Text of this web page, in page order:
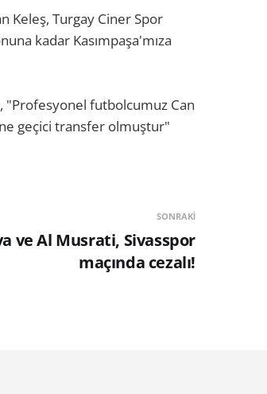
Keleş, Turgay Ciner Spor
kadar Kasımpaşa'mıza
"Profesyonel futbolcumuz Can
geçici transfer olmuştur"
SONRAKI
ve Al Musrati, Sivasspor
maçında cezalı!